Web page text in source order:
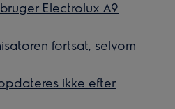
Electrolux A9
fortsat, selvom
ikke efter